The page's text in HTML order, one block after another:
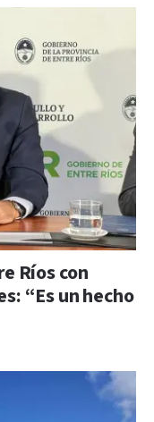
Ríos con
“Es un hecho